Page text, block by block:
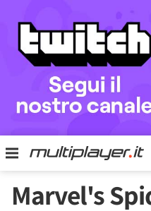
Marvel's